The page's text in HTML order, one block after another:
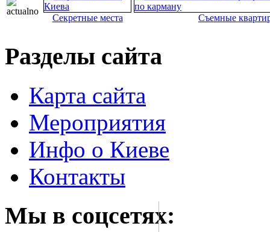
Секретные места Съемные
Разделы сайта
Карта сайта
Мероприятия
Инфо о Киеве
Контакты
Мы в соцсетях: